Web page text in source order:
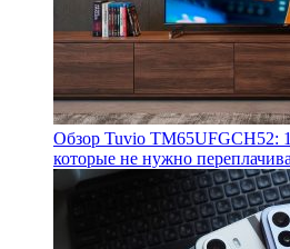
Обзор Tuvio TM65UFGCH52:
которые не нужно